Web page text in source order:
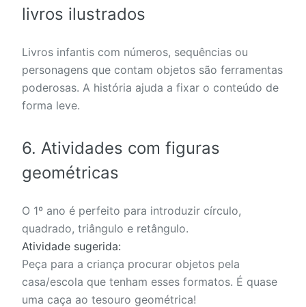
livros ilustrados
Livros infantis com números, sequências ou
personagens que contam objetos são ferramentas
poderosas. A história ajuda a fixar o conteúdo de
forma leve.
6. Atividades com figuras
geométricas
O 1º ano é perfeito para introduzir círculo,
quadrado, triângulo e retângulo.
Atividade sugerida:
Peça para a criança procurar objetos pela
casa/escola que tenham esses formatos. É quase
uma caça ao tesouro geométrica!